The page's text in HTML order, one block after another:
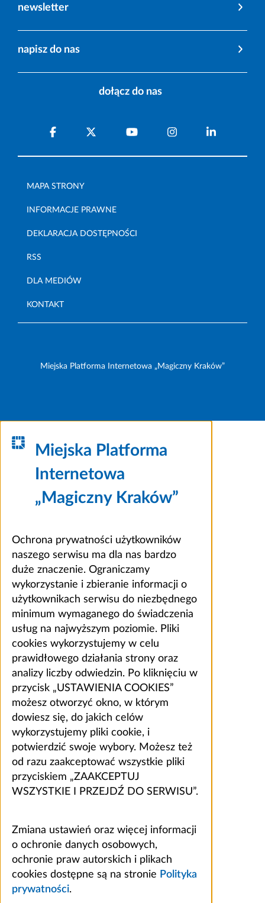
newsletter
napisz do nas
dołącz do nas
MAPA STRONY
INFORMACJE PRAWNE
DEKLARACJA DOSTĘPNOŚCI
RSS
DLA MEDIÓW
KONTAKT
Miejska Platforma Internetowa „Magiczny Kraków”
Miejska Platforma
Internetowa
„Magiczny Kraków”
Ochrona prywatności użytkowników
naszego serwisu ma dla nas bardzo
duże znaczenie. Ograniczamy
wykorzystanie i zbieranie informacji o
użytkownikach serwisu do niezbędnego
minimum wymaganego do świadczenia
usług na najwyższym poziomie. Pliki
cookies wykorzystujemy w celu
prawidłowego działania strony oraz
analizy liczby odwiedzin. Po kliknięciu w
przycisk „USTAWIENIA COOKIES”
możesz otworzyć okno, w którym
dowiesz się, do jakich celów
wykorzystujemy pliki cookie, i
potwierdzić swoje wybory. Możesz też
od razu zaakceptować wszystkie pliki
przyciskiem „ZAAKCEPTUJ
WSZYSTKIE I PRZEJDŹ DO SERWISU”.
Zmiana ustawień oraz więcej informacji
o ochronie danych osobowych,
ochronie praw autorskich i plikach
cookies dostępne są na stronie Polityka
prywatności.